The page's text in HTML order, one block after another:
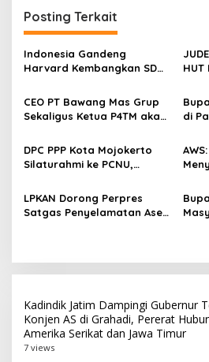
g
a
s
i
p
o
s
Posting Terkait
Indonesia Gandeng
Harvard Kembangkan SDM
Dunia
HUT
CEO PT Bawang Mas Grup
Sekaligus Ketua P4TM akan
Tembakau di Madura
di
DPC PPP Kota Mojokerto
Silaturahmi ke PCNU,
Masyarakat
LPKAN Dorong Perpres
Satgas Penyelamatan Aset
Kadindik Jatim Dampingi Gubernur
Konjen AS di Grahadi, Pererat
Amerika Serikat dan Jawa Timur
7 views